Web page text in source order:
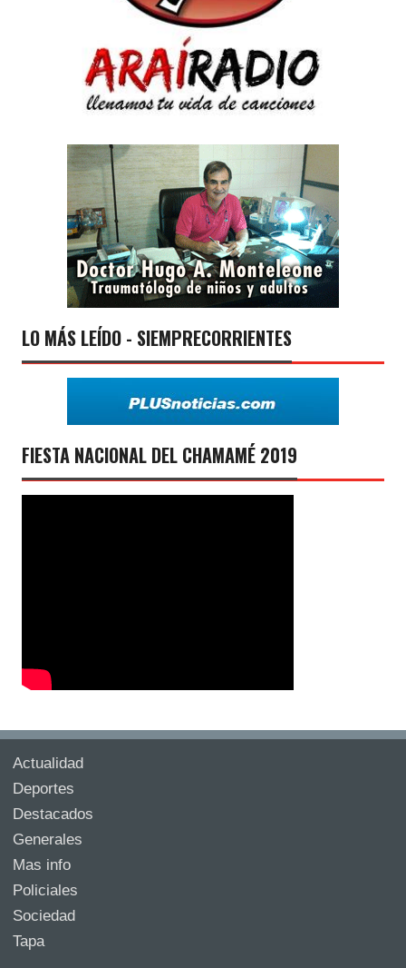
LO MÁS LEÍDO - SIEMPRECORRIENTES
FIESTA NACIONAL DEL CHAMAMÉ 2019
Actualidad
Deportes
Destacados
Generales
Mas info
Policiales
Sociedad
Tapa